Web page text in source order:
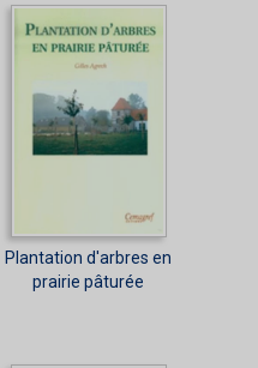
Plantation d'arbres en
prairie pâturée